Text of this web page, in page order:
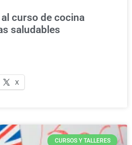
curso de cocina
saludables
X
CURSOS Y TALLERES